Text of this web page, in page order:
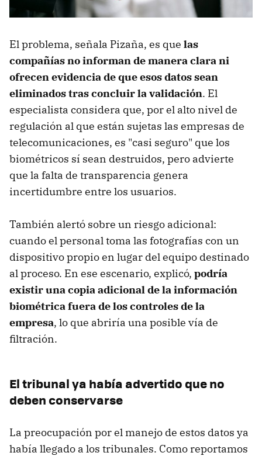
El problema, señala Pizaña, es que las
compañías no informan de manera clara ni
ofrecen evidencia de que esos datos sean
eliminados tras concluir la validación. El
especialista considera que, por el alto nivel de
regulación al que están sujetas las empresas de
telecomunicaciones, es "casi seguro" que los
biométricos sí sean destruidos, pero advierte
que la falta de transparencia genera
incertidumbre entre los usuarios.
También alertó sobre un riesgo adicional:
cuando el personal toma las fotografías con un
dispositivo propio en lugar del equipo destinado
al proceso. En ese escenario, explicó, podría
existir una copia adicional de la información
biométrica fuera de los controles de la
empresa, lo que abriría una posible vía de
filtración.
El tribunal ya había advertido que no
deben conservarse
La preocupación por el manejo de estos datos ya
había llegado a los tribunales. Como reportamos